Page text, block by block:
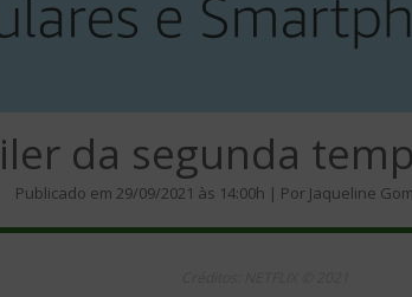
da segunda
Publicado em 29/09/2021 às 14:00h | Por Jaqueline